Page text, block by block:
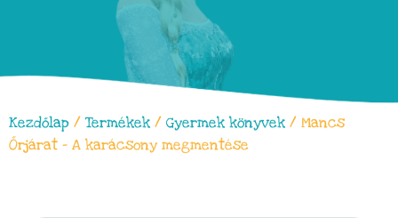
Kezdőlap / Termékek / Gyermek könyvek / Mancs
Őrjárat – A karácsony megmentése